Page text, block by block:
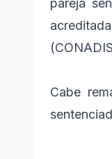
Cabe